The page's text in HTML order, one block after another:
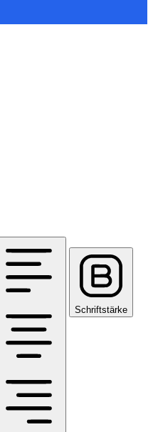
Schriftstärke